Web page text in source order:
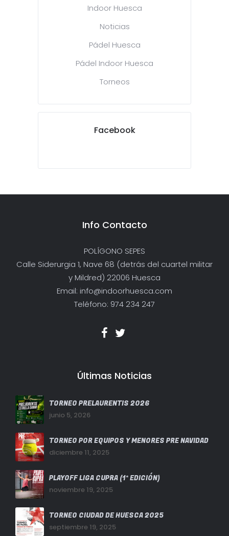
Indoor Huesca
Noticias
Pádel Huesca
Pádel Indoor Huesca
Torneos
Facebook
Info Contacto
POLÍGONO SEPES
Calle Siderurgia 1, Nave 68 (detrás del cuartel militar
y Mildred) 22006 Huesca
Email: info@indoorhuesca.com
Teléfono: 974 234 247
Últimas Noticias
TORNEO PRELAURENTIS 2026
junio 5, 2026
TORNEO POR EQUIPOS Y MENORES PRE NAVIDAD
diciembre 11, 2025
PLAYOFF LIGA CUPRA (1ª EDICIÓN)
noviembre 19, 2025
TORNEO CIUDAD DE HUESCA 2025
septiembre 19, 2025